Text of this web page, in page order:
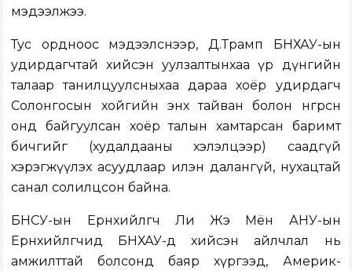
мэдээлжээ.
Тус ордноос мэдээлснээр, Д.Трамп БНХАУ-ын
удирдагчтай хийсэн уулзалтынхаа үр дүнгийн
талаар танилцуулсныхаа дараа хоёр удирдагч
Солонгосын хойгийн энх тайван болон өнгөрсөн
онд байгуулсан хоёр талын хамтарсан баримт
бичгийг (худалдааны хэлэлцээр) саадгүй
хэрэгжүүлэх асуудлаар илэн далангүй, нухацтай
санал солилцсон байна.
БНСУ-ын Ерөнхийлөгч Ли Жэ Мён АНУ-ын
Ерөнхийлөгчид БНХАУ-д хийсэн айлчлал нь
амжилттай болсонд баяр хүргээд, Америк-